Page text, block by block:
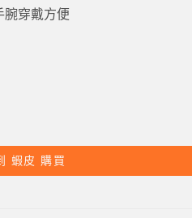
腕穿戴方便
蝦皮 購買